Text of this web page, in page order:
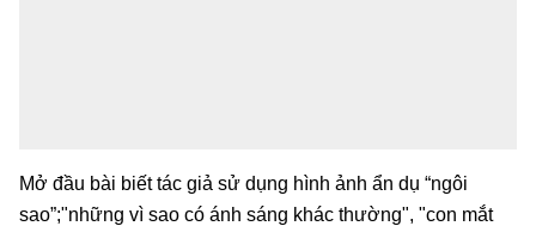
Mở đầu bài biết tác giả sử dụng hình ảnh ẩn dụ “ngôi
sao”;"những vì sao có ánh sáng khác thường", "con mắt